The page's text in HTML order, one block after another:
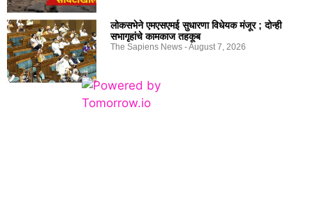
लोकसभेने एमएसएमई सुधारणा विधेयक मंजूर ; दोन्ही
सभागृहांचे कामकाज तहकूब
The Sapiens News August 7, 2026